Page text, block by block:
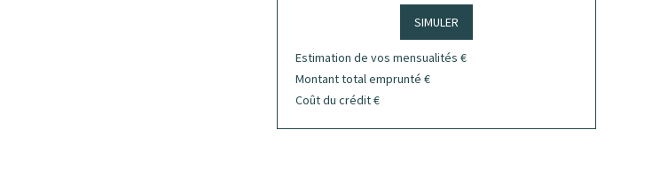
SIMULER
Estimation de vos mensualités €
Montant total emprunté €
Coût du crédit€